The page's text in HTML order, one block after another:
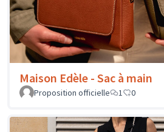
Maison Edèle - Sac à main
Proposition officielle 1 0